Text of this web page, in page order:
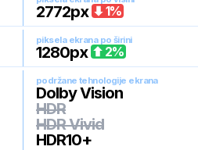
2772px 1%
piksela ekrana po širini
1280px 2%
podržane tehnologije ekrana
Dolby Vision
HDR
HDR Vivid
HDR10+